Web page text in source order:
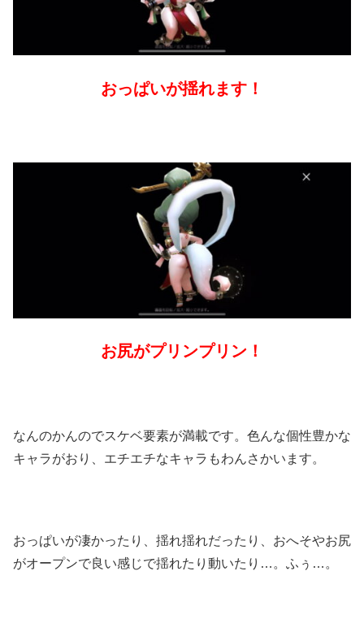
おっぱいが揺れます！
お尻がプリンプリン！
なんのかんのでスケベ要素が満載です。色んな個性豊かな
キャラがおり、エチエチなキャラもわんさかいます。
おっぱいが凄かったり、揺れ揺れだったり、おへそやお尻
がオープンで良い感じで揺れたり動いたり…。ふぅ…。